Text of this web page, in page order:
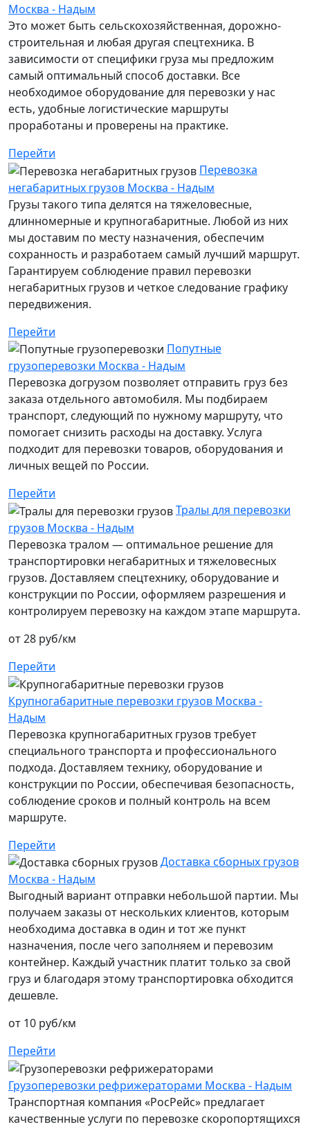
Москва - Надым
Это может быть сельскохозяйственная, дорожно-
строительная и любая другая спецтехника. В
зависимости от специфики груза мы предложим
самый оптимальный способ доставки. Все
необходимое оборудование для перевозки у нас
есть, удобные логистические маршруты
проработаны и проверены на практике.
Перейти
Перевозка
негабаритных грузов Москва - Надым
Грузы такого типа делятся на тяжеловесные,
длинномерные и крупногабаритные. Любой из них
мы доставим по месту назначения, обеспечим
сохранность и разработаем самый лучший маршрут.
Гарантируем соблюдение правил перевозки
негабаритных грузов и четкое следование графику
передвижения.
Перейти
Попутные
грузоперевозки Москва - Надым
Перевозка догрузом позволяет отправить груз без
заказа отдельного автомобиля. Мы подбираем
транспорт, следующий по нужному маршруту, что
помогает снизить расходы на доставку. Услуга
подходит для перевозки товаров, оборудования и
личных вещей по России.
Перейти
Тралы для перевозки
грузов Москва - Надым
Перевозка тралом — оптимальное решение для
транспортировки негабаритных и тяжеловесных
грузов. Доставляем спецтехнику, оборудование и
конструкции по России, оформляем разрешения и
контролируем перевозку на каждом этапе маршрута.
от 28 руб/км
Перейти
Крупногабаритные перевозки грузов Москва -
Надым
Перевозка крупногабаритных грузов требует
специального транспорта и профессионального
подхода. Доставляем технику, оборудование и
конструкции по России, обеспечивая безопасность,
соблюдение сроков и полный контроль на всем
маршруте.
Перейти
Доставка сборных грузов
Москва - Надым
Выгодный вариант отправки небольшой партии. Мы
получаем заказы от нескольких клиентов, которым
необходима доставка в один и тот же пункт
назначения, после чего заполняем и перевозим
контейнер. Каждый участник платит только за свой
груз и благодаря этому транспортировка обходится
дешевле.
от 10 руб/км
Перейти
Грузоперевозки рефрижераторами Москва - Надым
Транспортная компания «РосРейс» предлагает
качественные услуги по перевозке скоропортящихся